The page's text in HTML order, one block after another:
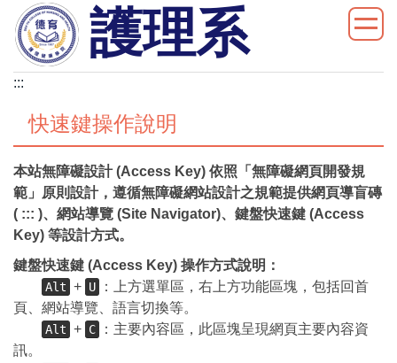
跳
到
主
要
護理系
:::
快速鍵操作說明
本站無障礙設計 (Access Key) 依照「無障礙網頁開發規
範」原則設計，遵循無障礙網站設計之規範提供網頁導盲磚
( ::: )、網站導覽 (Site Navigator)、鍵盤快速鍵 (Access
Key) 等設計方式。
鍵盤快速鍵 (Access Key) 操作方式說明：
Alt + U
：上方選單區，右上方功能區塊，包括回首
頁、網站導覽、語言切換等。
Alt + C
：主要內容區，此區塊呈現網頁主要內容資
訊。